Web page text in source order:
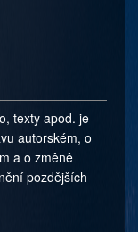
texty apod. je
autorském, o
a o změně
pozdějších